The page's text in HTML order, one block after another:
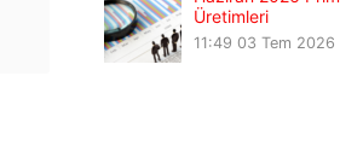
Üretimleri
11:49 03 Tem 2026